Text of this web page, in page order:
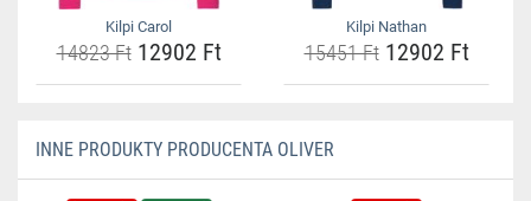
Kilpi Carol
14823 Ft12902 Ft
Kilpi Nathan
15451 Ft12902 Ft
INNE PRODUKTY PRODUCENTA OLIVER